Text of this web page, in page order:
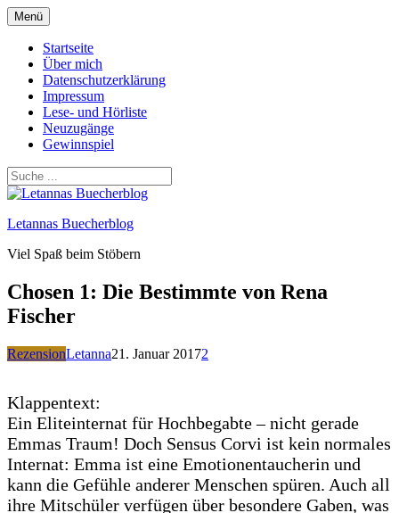
Zum
Inhalt
springen
Menü
Startseite
Über mich
Datenschutzerklärung
Impressum
Lese- und Hörliste
Neuzugänge
Gewinnspiel
Letannas Buecherblog
Viel Spaß beim Stöbern
Chosen 1: Die Bestimmte von Rena
Fischer
RezensionLetanna21. Januar 20172
Klappentext:
Ein Eliteinternat für Hochbegabte – nicht gerade
Emmas Traum! Doch Sensus Corvi ist kein normales
Internat: Emma ist eine Emotionentaucherin und
kann die Gefühle anderer Menschen spüren. Auch all
ihre Mitschüler verfügen über besondere Gaben, was